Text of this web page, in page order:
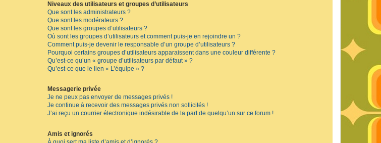
Niveaux des utilisateurs et groupes d’utilisateurs
Que sont les administrateurs ?
Que sont les modérateurs ?
Que sont les groupes d’utilisateurs ?
Où sont les groupes d’utilisateurs et comment puis-je en rejoindre un ?
Comment puis-je devenir le responsable d’un groupe d’utilisateurs ?
Pourquoi certains groupes d’utilisateurs apparaissent dans une couleur différente ?
Qu’est-ce qu’un « groupe d’utilisateurs par défaut » ?
Qu’est-ce que le lien « L’équipe » ?
Messagerie privée
Je ne peux pas envoyer de messages privés !
Je continue à recevoir des messages privés non sollicités !
J’ai reçu un courrier électronique indésirable de la part de quelqu’un sur ce forum !
Amis et ignorés